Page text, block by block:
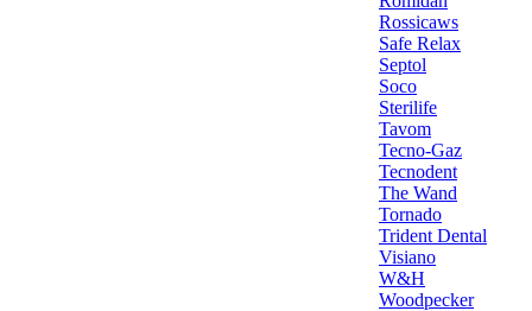
Rossicaws
Safe Relax
Septol
Soco
Sterilife
Tavom
Tecno-Gaz
Tecnodent
The Wand
Tornado
Trident Dental
Visiano
W&H
Woodpecker